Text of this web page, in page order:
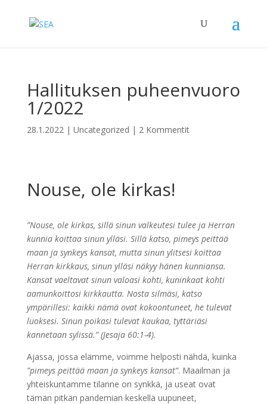
Hallituksen puheenvuoro
1/2022
28.1.2022| Uncategorized | 2 Kommentit
Nouse, ole kirkas!
”Nouse, ole kirkas, sillä sinun valkeutesi tulee ja Herran
kunnia koittaa sinun ylläsi. Sillä katso, pimeys peittää
maan ja synkeys kansat, mutta sinun ylitsesi koittaa
Herran kirkkaus, sinun ylläsi näkyy hänen kunniansa.
Kansat vaeltavat sinun valoasi kohti, kuninkaat kohti
aamunkoittosi kirkkautta. Nosta silmäsi, katso
ympärillesi: kaikki nämä ovat kokoontuneet, he tulevat
luoksesi. Sinun poikasi tulevat kaukaa, tyttäriäsi
kannetaan sylissä.” (Jesaja 60:1-4).
Ajassa, jossa elämme, voimme helposti nähdä, kuinka
”pimeys peittää maan ja synkeys kansat”. Maailman ja
yhteiskuntamme tilanne on synkkä, ja useat ovat
tämän pitkän pandemian keskellä uupuneet,